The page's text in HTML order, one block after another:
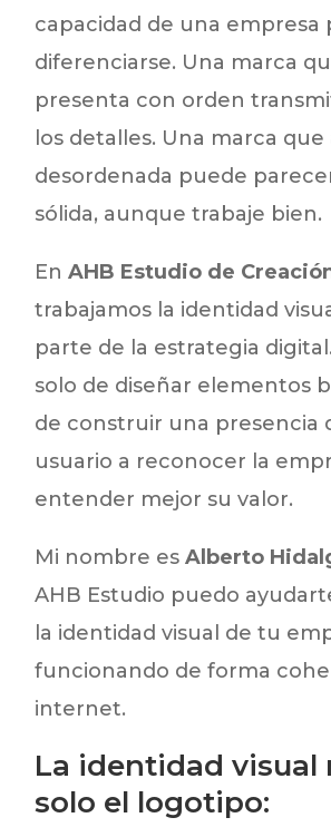
capacidad de una empresa
diferenciarse. Una marca
presenta con orden
los detalles. Una marca
desordenada puede
sólida, aunque trabaje bien.
EnAHB Estudio de
trabajamos la identidad
parte de la estrategia
solo de diseñar elementos
de construir una presencia
usuario a reconocer la
entender mejor su valor.
Mi nombre esAlberto
AHB Estudio puedo
la identidad visual de tu
funcionando de forma
internet.
La identidad visual
solo el logotipo: